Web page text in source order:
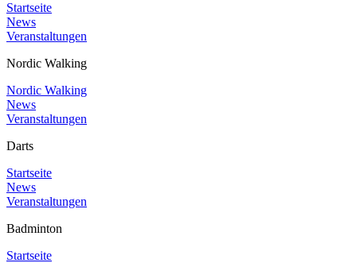
Startseite
News
Veranstaltungen
Nordic Walking
Nordic Walking
News
Veranstaltungen
Darts
Startseite
News
Veranstaltungen
Badminton
Startseite